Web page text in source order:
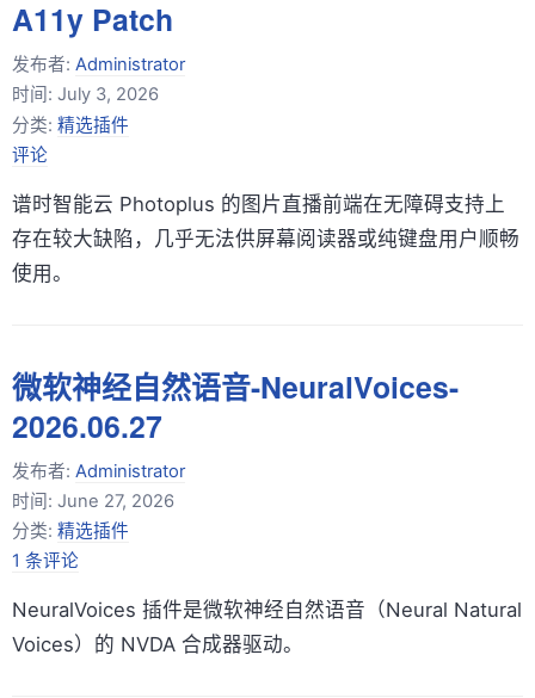
A11y Patch
发布者: Administrator
时间: July 3, 2026
分类: 精选插件
评论
谱时智能云 Photoplus 的图片直播前端在无障碍支持上
存在较大缺陷，几乎无法供屏幕阅读器或纯键盘用户顺畅
使用。
微软神经自然语音-NeuralVoices-
2026.06.27
发布者: Administrator
时间: June 27, 2026
分类: 精选插件
1 条评论
NeuralVoices 插件是微软神经自然语音（Neural Natural
Voices）的 NVDA 合成器驱动。